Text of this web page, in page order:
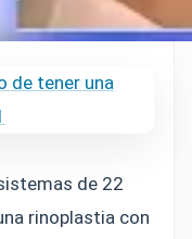
de 22
rinoplastia con